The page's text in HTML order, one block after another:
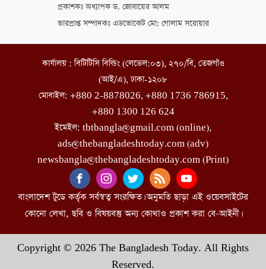
প্রকাশকঃ অধ্যাপক ড. জোবায়ের আলম
ভারপ্রাপ্ত সম্পাদকঃ এডভোকেট মো: গোলাম সরোয়ার
কার্যালয় : বিটিটিসি বিল্ডিং (লেভেল:০৩), ২৭০/বি, তেজগাঁও
(আই/এ), ঢাকা-১২০৮
মোবাইল: +880 2-8878026, +880 1736 786915,
+880 1300 126 624
ইমেইল: tbtbangla@gmail.com (online),
ads@thebangladeshtoday.com (adv)
newsbangla@thebangladeshtoday.com (Print)
বাংলাদেশ টুডে কর্তৃক সর্বস্বত্ব সংরক্ষিত। অনুমতি ছাড়া এই ওয়েবসাইটের
কোনো লেখা, ছবি ও বিষয়বস্তু অন্য কোথাও প্রকাশ করা বে-আইনী।
Copyright © 2026 The Bangladesh Today. All Rights
Reserved.